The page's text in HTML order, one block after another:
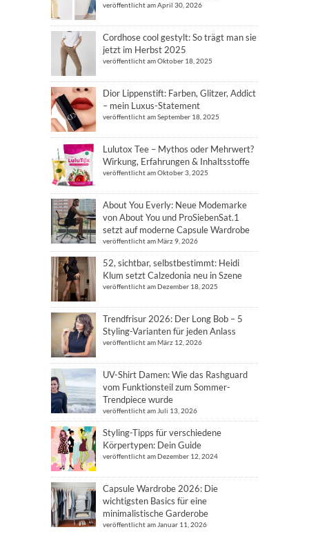
veröffentlicht am April 30, 2026
Cordhose cool gestylt: So trägt man sie
jetzt im Herbst 2025
veröffentlicht am Oktober 18, 2025
Dior Lippenstift: Farben, Glitzer, Addict
– mein Luxus-Statement
veröffentlicht am September 18, 2025
Lulutox Tee – Mythos oder Mehrwert?
Wirkung, Erfahrungen & Inhaltsstoffe
veröffentlicht am Oktober 3, 2025
About You Everly: Neue Modemarke
von About You und ProSiebenSat.1
setzt auf moderne Capsule Wardrobe
veröffentlicht am März 9, 2026
52, sichtbar, selbstbestimmt: Heidi
Klum setzt Calzedonia neu in Szene
veröffentlicht am Dezember 18, 2025
Trendfrisur 2026: Der Long Bob – 5
Styling-Varianten für jeden Anlass
veröffentlicht am März 12, 2026
UV-Shirt Damen: Wie das Rashguard
vom Funktionsteil zum Sommer-
Trendpiece wurde
veröffentlicht am Juli 13, 2026
Styling-Tipps für verschiedene
Körpertypen: Dein Guide
veröffentlicht am Dezember 12, 2024
Capsule Wardrobe 2026: Die
wichtigsten Basics für eine
minimalistische Garderobe
veröffentlicht am Januar 11, 2026